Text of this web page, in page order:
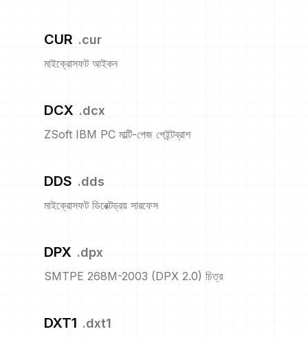
CUR .cur
মাইক্রোসফট আইকন
DCX .dcx
ZSoft IBM PC মাল্টি-পেজ পেইন্টব্রাশ
DDS .dds
মাইক্রোসফট ডিরেক্টড্রয় সারফেস
DPX .dpx
SMTPE 268M-2003 (DPX 2.0) চিত্র
DXT1 .dxt1